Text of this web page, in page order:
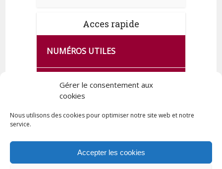
Gérer le consentement aux
cookies
Nous utilisons des cookies pour optimiser notre site web et notre
service.
Accepter les cookies
Acces rapide
NUMÉROS UTILES
CA SE PASSE À FRANCE SERVICES
DE QUINGEY